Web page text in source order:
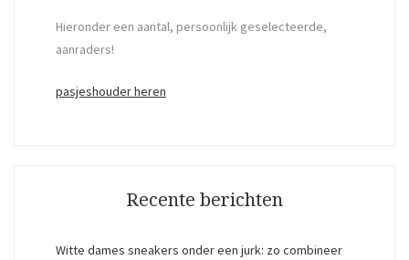
Hieronder een aantal, persoonlijk geselecteerde,
aanraders!
pasjeshouder heren
Recente berichten
Witte dames sneakers onder een jurk: zo combineer